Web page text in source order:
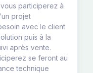
participerez à
projet
avec le client
puis à la
après vente.
se feront au
technique